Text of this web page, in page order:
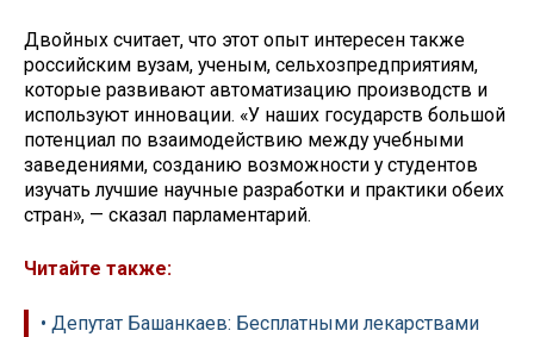
Двойных считает, что этот опыт интересен также
российским вузам, ученым, сельхозпредприятиям,
которые развивают автоматизацию производств и
используют инновации. «У наших государств большой
потенциал по взаимодействию между учебными
заведениями, созданию возможности у студентов
изучать лучшие научные разработки и практики обеих
стран», — сказал парламентарий.
Читайте также:
• Депутат Башанкаев: Бесплатными лекарствами